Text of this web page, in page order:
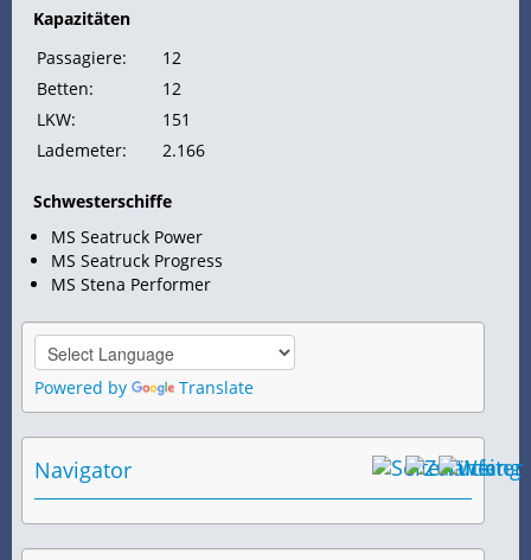
Kapazitäten
Passagiere:
12
Betten:
12
LKW:
151
Lademeter:
2.166
Schwesterschiffe
MS Seatruck Power
MS Seatruck Progress
MS Stena Performer
Powered by Translate
Navigator